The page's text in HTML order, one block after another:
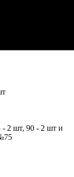
2 шт, 90 - 2 шт и